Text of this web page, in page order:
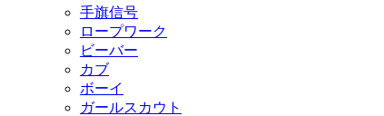
手旗信号
ロープワーク
ビーバー
カブ
ボーイ
ガールスカウト